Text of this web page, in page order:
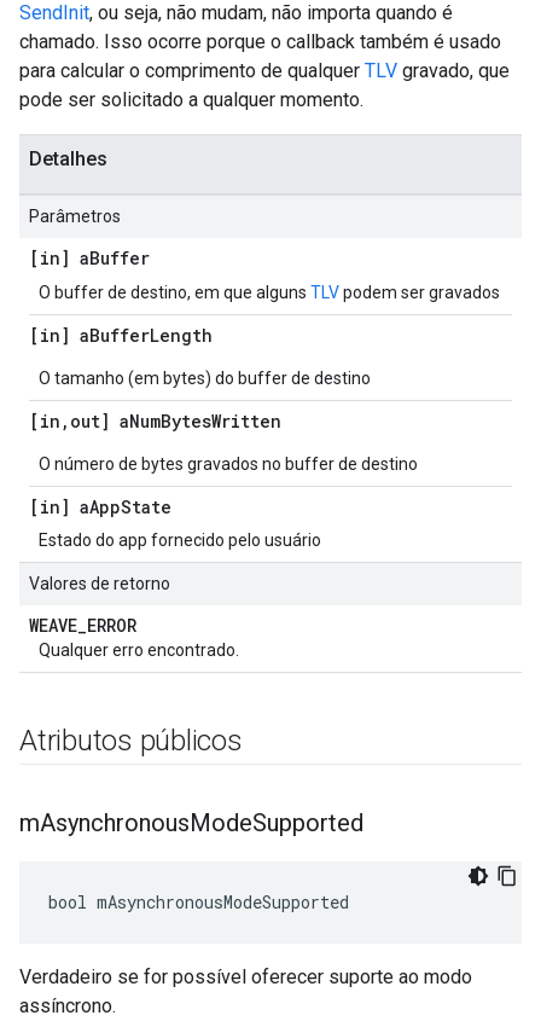
SendInit, ou seja, não mudam, não importa quando é
chamado. Isso ocorre porque o callback também é usado
para calcular o comprimento de qualquer TLV gravado, que
pode ser solicitado a qualquer momento.
Detalhes
Parâmetros
[in] aBuffer
O buffer de destino, em que alguns TLVpodem ser gravados
[in] aBufferLength
O tamanho (em bytes) do buffer de destino
[in , out] aNumBytesWritten
O número de bytes gravados no buffer de destino
[in] aAppState
Estado do app fornecido pelo usuário
Valores de retorno
WEAVE_ERROR
Qualquer erro encontrado.
Atributos públicos
mAsynchronousModeSupported
bool mAsynchronousModeSupported
Verdadeiro se for possível oferecer suporte ao modo
assíncrono.